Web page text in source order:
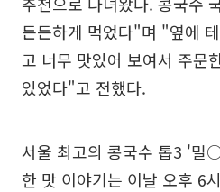
든든하게 먹었다"며 "옆에
고 너무 맛있어 보여서 주문
있었다"고 전했다.
서울 최고의 콩국수 톱3
한 맛 이야기는 이날 오후 6